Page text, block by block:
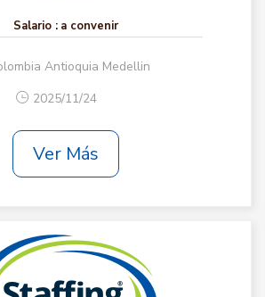
Salario : a convenir
Antioquia Medellin
2025/11/24
Ver Más